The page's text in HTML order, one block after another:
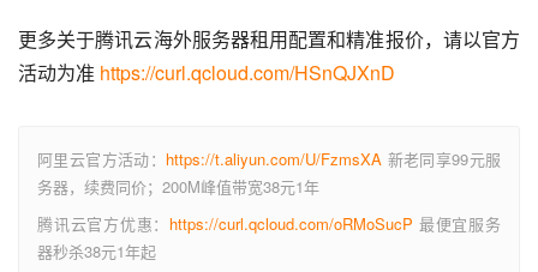
更多关于腾讯云海外服务器租用配置和精准报价，请以官方
活动为准 https://curl.qcloud.com/HSnQJXnD
阿里云官方活动： https://t.aliyun.com/U/FzmsXA 新老同享99元服
务器，续费同价；200M峰值带宽38元1年
腾讯云官方优惠： https://curl.qcloud.com/oRMoSucP 最便宜服务
器秒杀38元1年起